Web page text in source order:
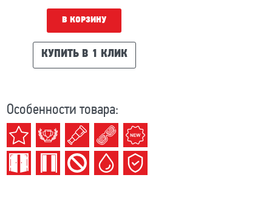
В КОРЗИНУ
КУПИТЬ В 1 КЛИК
Особенности товара: